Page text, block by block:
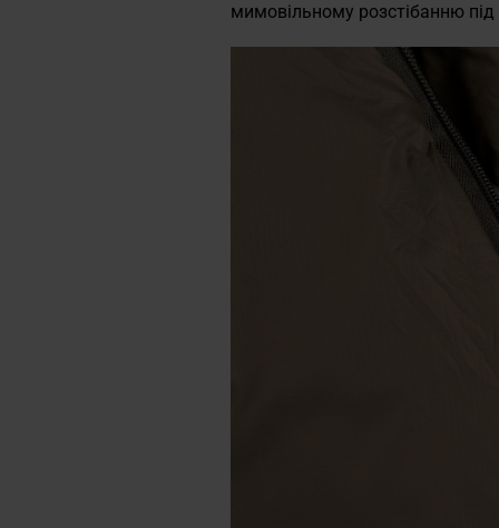
мимовільному розстібанню під